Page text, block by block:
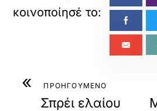
« ΠΡΟΗΓΟΥΜΕΝΟ
Σπρέι ελαίου